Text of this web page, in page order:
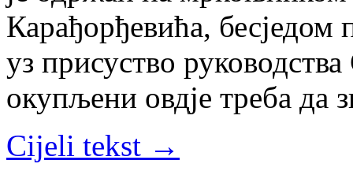
Карађорђевића, бесједом
уз присуство
окупљени овдје треба да
Cijeli tekst →